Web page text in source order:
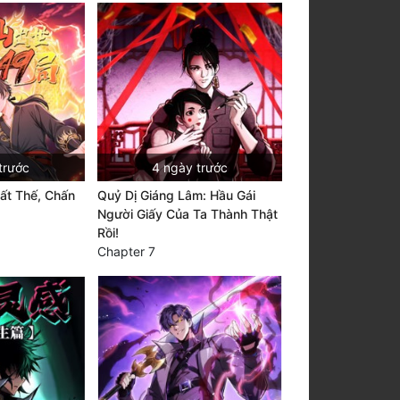
Thế, Chấn
4 ngày trước
Quỷ Dị Giáng Lâm: Hầu Gái
Người Giấy Của Ta Thành Thật
Rồi!
Chapter 7